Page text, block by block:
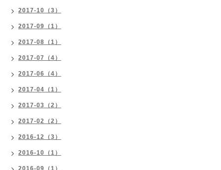
2017-10（3）
2017-09（1）
2017-08（1）
2017-07（4）
2017-06（4）
2017-04（1）
2017-03（2）
2017-02（2）
2016-12（3）
2016-10（1）
2016-09（1）